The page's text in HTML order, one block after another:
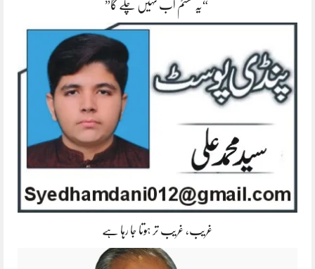
“یہ سسٹم اب نہیں چلے گا”
غریب، غریب تر ہوتا جا رہا ہے